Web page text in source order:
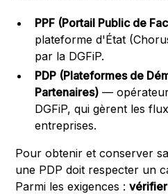
PPF (Portail Public de
plateforme d'État
par la DGFiP.
PDP (Plateformes de
Partenaires) —
DGFiP, qui gèrent les
entreprises.
Pour obtenir et conserver
une PDP doit respecter un
Parmi les exigences :